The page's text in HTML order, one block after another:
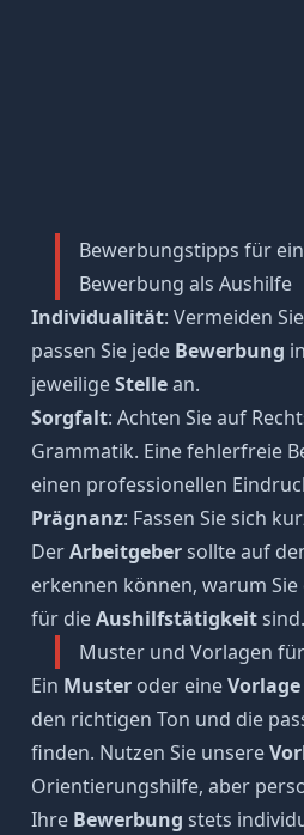
Bewerbungstipps für
Bewerbung als Aushilfe
Individualität: Vermeiden
passen Sie jede Bewerbung
jeweiligeStellean.
Sorgfalt: Achten Sie auf
Grammatik. Eine fehlerfreie
einen professionellen
Prägnanz: Fassen Sie sich
DerArbeitgebersollte auf
erkennen können, warum
für dieAushilfstätigkeitsind.
Muster und Vorlagen
Ein Musteroder eineVorlage
den richtigen Ton und die
finden. Nutzen Sie unsere
Orientierungshilfe, aber
Ihre Bewerbung stets